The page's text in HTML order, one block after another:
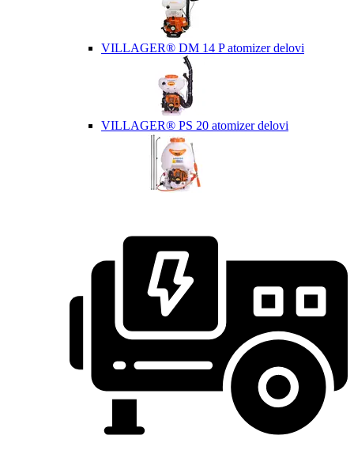
VILLAGER® DM 14 P atomizer delovi
VILLAGER® PS 20 atomizer delovi